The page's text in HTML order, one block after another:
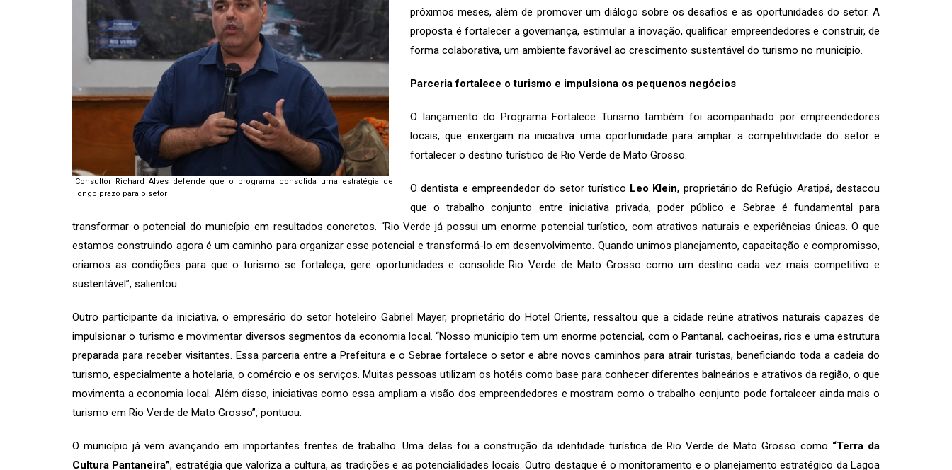
Consultor Richard Alves defende que o programa consolida uma estratégia de
longo prazo para o setor
próximos meses, além de promover um diálogo sobre os desafios e as oportunidades do setor. A
proposta é fortalecer a governança, estimular a inovação, qualificar empreendedores e construir, de
forma colaborativa, um ambiente favorável ao crescimento sustentável do turismo no município.
Parceria fortalece o turismo e impulsiona os pequenos negócios
O lançamento do Programa Fortalece Turismo também foi acompanhado por empreendedores
locais, que enxergam na iniciativa uma oportunidade para ampliar a competitividade do setor e
fortalecer o destino turístico de Rio Verde de Mato Grosso.
O dentista e empreendedor do setor turístico Leo Klein, proprietário do Refúgio Aratipá, destacou
que o trabalho conjunto entre iniciativa privada, poder público e Sebrae é fundamental para
transformar o potencial do município em resultados concretos. “Rio Verde já possui um enorme potencial turístico, com atrativos naturais e experiências únicas. O que
estamos construindo agora é um caminho para organizar esse potencial e transformá-lo em desenvolvimento. Quando unimos planejamento, capacitação e compromisso,
criamos as condições para que o turismo se fortaleça, gere oportunidades e consolide Rio Verde de Mato Grosso como um destino cada vez mais competitivo e
sustentável”, salientou.
Outro participante da iniciativa, o empresário do setor hoteleiro Gabriel Mayer, proprietário do Hotel Oriente, ressaltou que a cidade reúne atrativos naturais capazes de
impulsionar o turismo e movimentar diversos segmentos da economia local. “Nosso município tem um enorme potencial, com o Pantanal, cachoeiras, rios e uma estrutura
preparada para receber visitantes. Essa parceria entre a Prefeitura e o Sebrae fortalece o setor e abre novos caminhos para atrair turistas, beneficiando toda a cadeia do
turismo, especialmente a hotelaria, o comércio e os serviços. Muitas pessoas utilizam os hotéis como base para conhecer diferentes balneários e atrativos da região, o que
movimenta a economia local. Além disso, iniciativas como essa ampliam a visão dos empreendedores e mostram como o trabalho conjunto pode fortalecer ainda mais o
turismo em Rio Verde de Mato Grosso”, pontuou.
O município já vem avançando em importantes frentes de trabalho. Uma delas foi a construção da identidade turística de Rio Verde de Mato Grosso como “Terra da
Cultura Pantaneira”, estratégia que valoriza a cultura, as tradições e as potencialidades locais. Outro destaque é o monitoramento e o planejamento estratégico da Lagoa